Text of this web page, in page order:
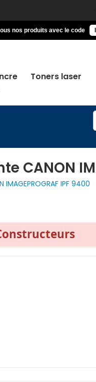
nos produits avec le code
Toners laser
IMAGEPROGRAF IPF 9400